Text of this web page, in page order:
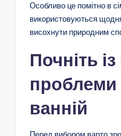
Особливо це помітно в
використовуються
висохнути природним
Почніть
проблеми
ванній